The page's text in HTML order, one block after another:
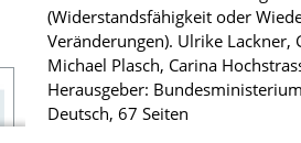
(Widerstandsfähigkeit oder
Veränderungen). Ulrike Lackner,
Michael Plasch, Carina
Herausgeber:
Deutsch, 67 Seiten